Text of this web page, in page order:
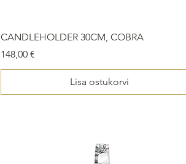
CANDLEHOLDER 30CM, COBRA
Price
148,00 €
Lisa ostukorvi